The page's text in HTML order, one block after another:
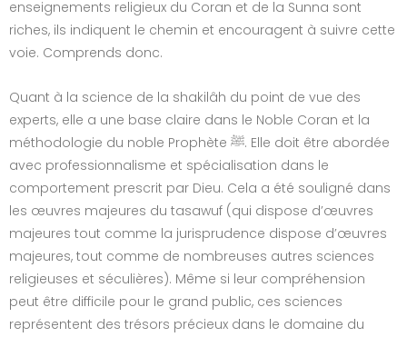
enseignements religieux du Coran et de la Sunna sont
riches, ils indiquent le chemin et encouragent à suivre cette
voie. Comprends donc.
Quant à la science de la shakilâh du point de vue des
experts, elle a une base claire dans le Noble Coran et la
méthodologie du noble Prophète ﷺ. Elle doit être abordée
avec professionnalisme et spécialisation dans le
comportement prescrit par Dieu. Cela a été souligné dans
les œuvres majeures du tasawuf (qui dispose d’œuvres
majeures tout comme la jurisprudence dispose d’œuvres
majeures, tout comme de nombreuses autres sciences
religieuses et séculières). Même si leur compréhension
peut être difficile pour le grand public, ces sciences
représentent des trésors précieux dans le domaine du